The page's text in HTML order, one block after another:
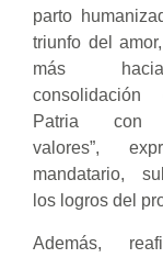
parto
triunfo del
más
Patria con
valores”,
mandatario,
los logros del
Además,